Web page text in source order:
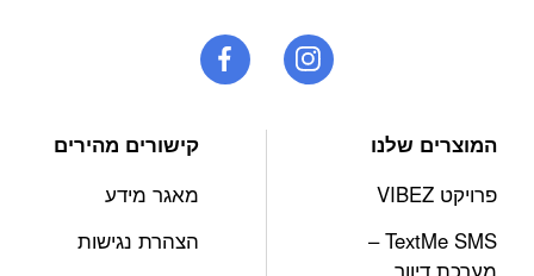
המוצרים שלנו
פרויקט VIBEZ
TextMe SMS –
מערכת דיוור
קישורים מהירים
מאגר מידע
הצהרת נגישות